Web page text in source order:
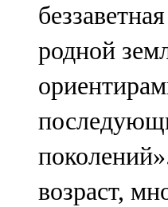
родной
возраст,